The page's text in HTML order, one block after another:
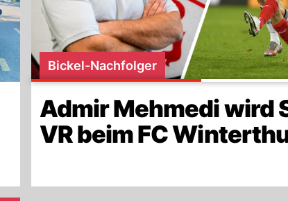
Bickel-Nachfolger
Admir Mehmedi wird
VR beim FC